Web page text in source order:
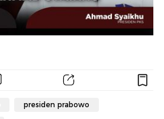
presiden prabowo